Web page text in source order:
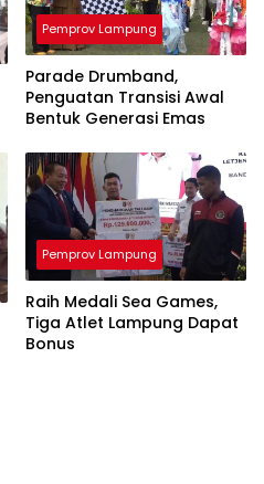
Pemprov Lampung
Parade Drumband,
Penguatan Transisi Awal
Bentuk Generasi Emas
Pemprov Lampung
Raih Medali Sea Games,
Tiga Atlet Lampung Dapat
Bonus